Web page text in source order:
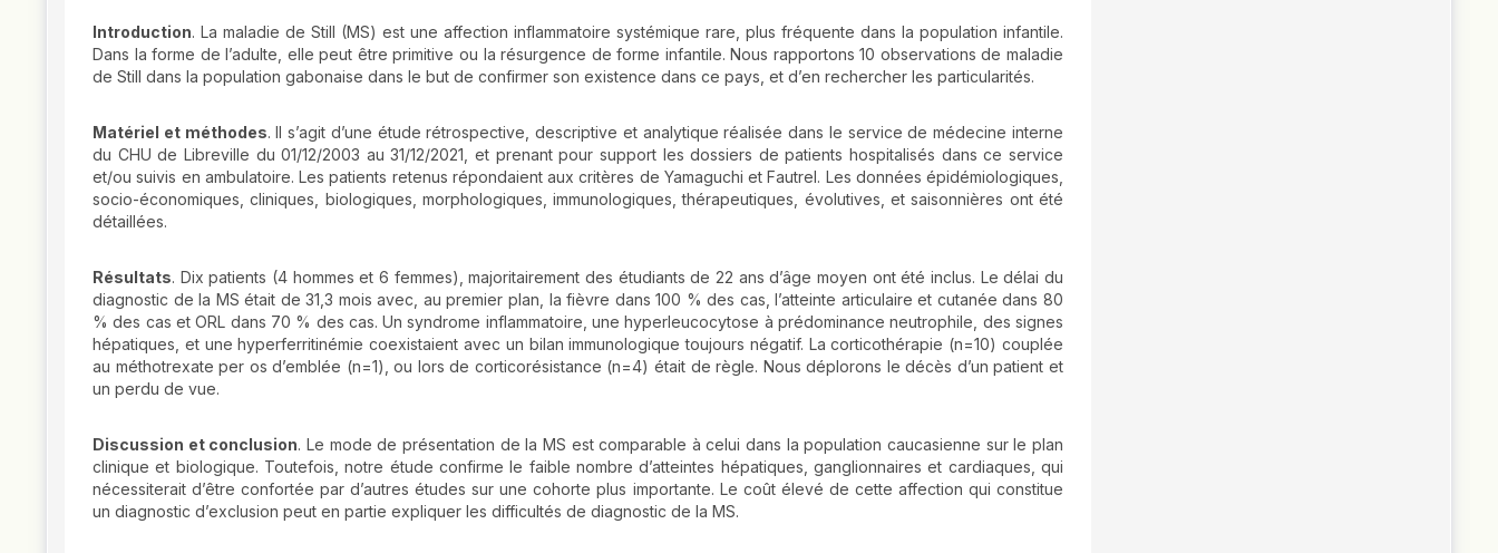
Introduction. La maladie de Still (MS) est une affection inflammatoire systémique rare, plus fréquente dans la population infantile.
Dans la forme de l’adulte, elle peut être primitive ou la résurgence de forme infantile. Nous rapportons 10 observations de maladie
de Still dans la population gabonaise dans le but de confirmer son existence dans ce pays, et d’en rechercher les particularités.
Matériel et méthodes. Il s’agit d’une étude rétrospective, descriptive et analytique réalisée dans le service de médecine interne
du CHU de Libreville du 01/12/2003 au 31/12/2021, et prenant pour support les dossiers de patients hospitalisés dans ce service
et/ou suivis en ambulatoire. Les patients retenus répondaient aux critères de Yamaguchi et Fautrel. Les données épidémiologiques,
socio-économiques, cliniques, biologiques, morphologiques, immunologiques, thérapeutiques, évolutives, et saisonnières ont été
détaillées.
Résultats. Dix patients (4 hommes et 6 femmes), majoritairement des étudiants de 22 ans d’âge moyen ont été inclus. Le délai du
diagnostic de la MS était de 31,3 mois avec, au premier plan, la fièvre dans 100 % des cas, l’atteinte articulaire et cutanée dans 80
% des cas et ORL dans 70 % des cas. Un syndrome inflammatoire, une hyperleucocytose à prédominance neutrophile, des signes
hépatiques, et une hyperferritinémie coexistaient avec un bilan immunologique toujours négatif. La corticothérapie (n=10) couplée
au méthotrexate per os d’emblée (n=1), ou lors de corticorésistance (n=4) était de règle. Nous déplorons le décès d’un patient et
un perdu de vue.
Discussion et conclusion. Le mode de présentation de la MS est comparable à celui dans la population caucasienne sur le plan
clinique et biologique. Toutefois, notre étude confirme le faible nombre d’atteintes hépatiques, ganglionnaires et cardiaques, qui
nécessiterait d’être confortée par d’autres études sur une cohorte plus importante. Le coût élevé de cette affection qui constitue
un diagnostic d’exclusion peut en partie expliquer les difficultés de diagnostic de la MS.